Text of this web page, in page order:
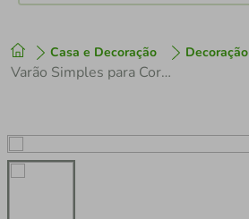
Casa e Decoração Decoração
Varão Simples para Cortinas Utimil Marrom em Aço – 2 m
1 º tenis